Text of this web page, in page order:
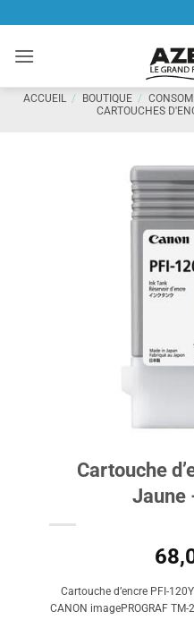
contenu
ACCUEIL / BOUTIQUE /
CARTOUCHES
Cartouche
Jaune
Cartouche d’encre PFI-
CANON imagePROGRAF